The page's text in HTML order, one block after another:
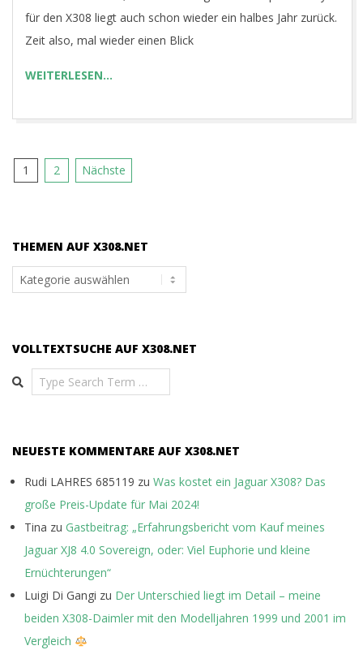
für den X308 liegt auch schon wieder ein halbes Jahr zurück.
Zeit also, mal wieder einen Blick
WEITERLESEN…
Seitennummerierung
1 2 Nächste
THEMEN AUF X308.NET
Themen
auf
VOLLTEXTSUCHE AUF X308.NET
Search
NEUESTE KOMMENTARE AUF X308.NET
Rudi LAHRES 685119 zu Was kostet ein Jaguar X308? Das
große Preis-Update für Mai 2024!
Tina zu Gastbeitrag: „Erfahrungsbericht vom Kauf meines
Jaguar XJ8 4.0 Sovereign, oder: Viel Euphorie und kleine
Ernüchterungen“
Luigi Di Gangi zu Der Unterschied liegt im Detail – meine
beiden X308-Daimler mit den Modelljahren 1999 und 2001 im
Vergleich